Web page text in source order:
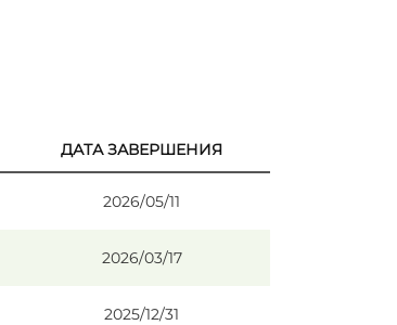
ДАТА ЗАВЕРШЕНИЯ
2026/05/11
2026/03/17
2025/12/31